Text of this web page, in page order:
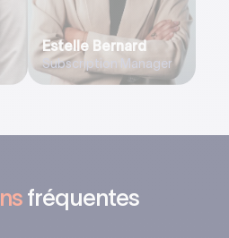
Estelle Bernard
Subscription Manager
fréquentes